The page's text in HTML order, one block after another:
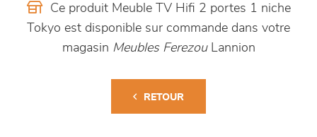
Ce produit Meuble TV Hifi 2 portes 1 niche
Tokyo est disponible sur commande dans votre
magasin Meubles FerezouLannion
RETOUR